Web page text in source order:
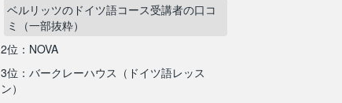
ベルリッツのドイツ語コース受講者の口コ
ミ（一部抜粋）
2位：NOVA
3位：バークレーハウス（ドイツ語レッス
ン）